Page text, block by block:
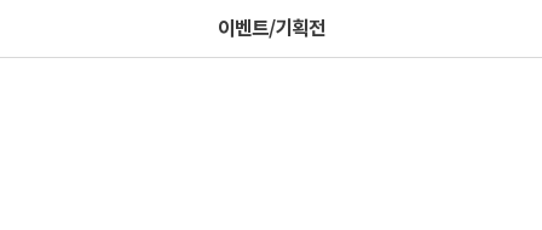
이벤트/기획전